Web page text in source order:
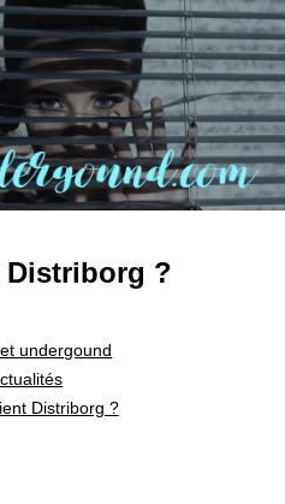
Distriborg ?
undergound
Distriborg ?